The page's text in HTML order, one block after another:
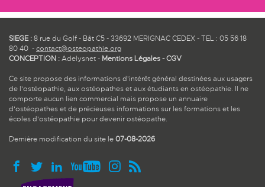
SIEGE :8 rue du Golf - Bât C5 - 33692 MERIGNAC CEDEX - TEL : 05 56 18
80 40 -contact@osteopathie.org
CONCEPTION :Adelysnet- Mentions Légales-CGV
Ce site propose des informations d'intérêt général destinées aux usagers
de l'ostéopathie, aux ostéopathes et aux étudiants en ostéopathie. Il ne
comporte aucun lien commercial mais propose un annuaire
d'ostéopathes et de précieuses informations sur les formations et les
écoles d'ostéopathie pour devenir ostéopathe.
Dernière modification du site le07-08-2026